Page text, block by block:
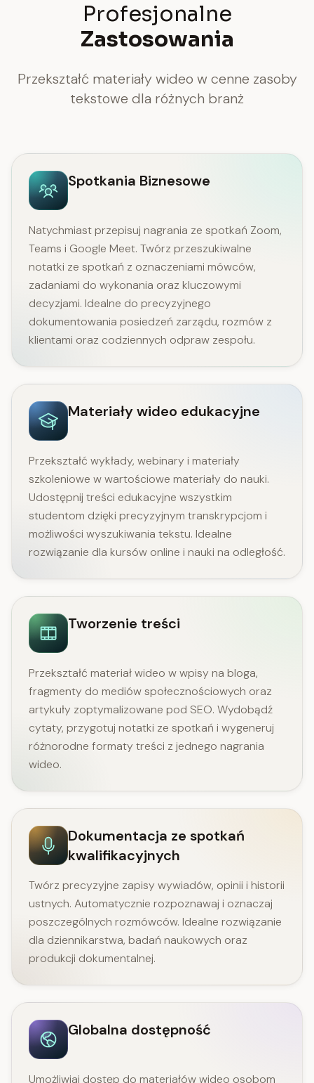
Profesjonalne
Zastosowania
Przekształć materiały wideo w cenne zasoby
tekstowe dla różnych branż
Spotkania Biznesowe
Natychmiast przepisuj nagrania ze spotkań Zoom,
Teams i Google Meet. Twórz przeszukiwalne
notatki ze spotkań z oznaczeniami mówców,
zadaniami do wykonania oraz kluczowymi
decyzjami. Idealne do precyzyjnego
dokumentowania posiedzeń zarządu, rozmów z
klientami oraz codziennych odpraw zespołu.
Materiały wideo edukacyjne
Przekształć wykłady, webinary i materiały
szkoleniowe w wartościowe materiały do nauki.
Udostępnij treści edukacyjne wszystkim
studentom dzięki precyzyjnym transkrypcjom i
możliwości wyszukiwania tekstu. Idealne
rozwiązanie dla kursów online i nauki na odległość.
Tworzenie treści
Przekształć materiał wideo w wpisy na bloga,
fragmenty do mediów społecznościowych oraz
artykuły zoptymalizowane pod SEO. Wydobądź
cytaty, przygotuj notatki ze spotkań i wygeneruj
różnorodne formaty treści z jednego nagrania
wideo.
Dokumentacja ze spotkań
kwalifikacyjnych
Twórz precyzyjne zapisy wywiadów, opinii i historii
ustnych. Automatycznie rozpoznawaj i oznaczaj
poszczególnych rozmówców. Idealne rozwiązanie
dla dziennikarstwa, badań naukowych oraz
produkcji dokumentalnej.
Globalna dostępność
Umożliwiaj dostęp do materiałów wideo osobom